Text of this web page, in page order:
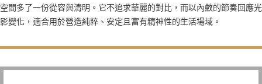
空間多了一份從容與清明。它不追求華麗的對比，而以內斂的節奏回應光
影變化，適合用於營造純粹、安定且富有精神性的生活場域。